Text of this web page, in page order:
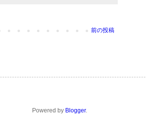
前の投稿
Powered by Blogger.